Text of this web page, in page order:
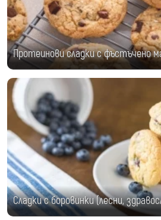
Протеинови сладки с фъстъчено
Сладки с боровинки (лесни,